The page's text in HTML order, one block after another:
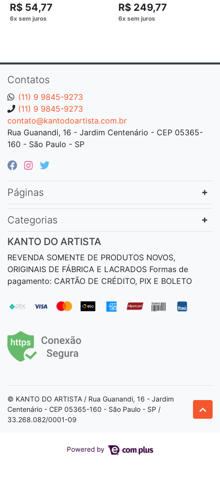
R$ 54,77 R$ 249,77
Contatos
(11) 9 9845-9273
(11) 9 9845-9273
contato@kantodoartista.com.br
Rua Guanandi, 16 - Jardim Centenário - CEP 05365-
160 - São Paulo - SP
Páginas
Categorias
KANTO DO ARTISTA
REVENDA SOMENTE DE PRODUTOS NOVOS,
ORIGINAIS DE FÁBRICA E LACRADOS Formas de
pagamento: CARTÃO DE CRÉDITO, PIX E BOLETO
© KANTO DO ARTISTA / Rua Guanandi, 16 - Jardim
Centenário - CEP 05365-160 - São Paulo - SP /
33.268.082/0001-09
Powered by